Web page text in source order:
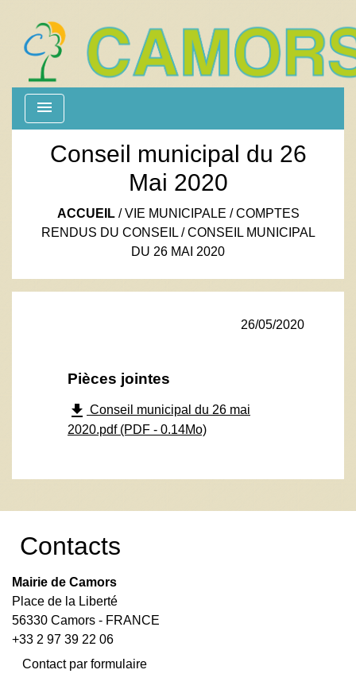
menu
Conseil municipal du 26
Mai 2020
ACCUEIL/VIE MUNICIPALE /COMPTES
RENDUS DU CONSEIL/CONSEIL MUNICIPAL
DU 26 MAI 2020
26/05/2020
Pièces jointes
file_download Conseil municipal du 26 mai
2020.pdf (PDF - 0.14Mo)
Contacts
Mairie de Camors
Place de la Liberté
56330 Camors - FRANCE
+33 2 97 39 22 06
Contact par formulaire